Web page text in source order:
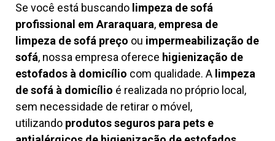
Se você está buscando limpeza de sofá
profissional em Araraquara, empresa de
limpeza de sofá preço ou impermeabilização de
sofá, nossa empresa oferece higienização de
estofados à domicílio com qualidade. A limpeza
de sofá à domicílio é realizada no próprio local,
sem necessidade de retirar o móvel,
utilizando produtos seguros para pets e